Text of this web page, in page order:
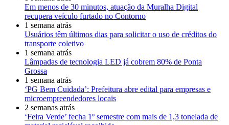
Em menos de 30 minutos, atuação da Muralha Digital
recupera veículo furtado no Contorno
1 semana atrás
Usuários têm últimos dias para solicitar o uso de créditos do
transporte coletivo
1 semana atrás
Lâmpadas de tecnologia LED já cobrem 80% de Ponta
Grossa
1 semana atrás
‘PG Bem Cuidada’: Prefeitura abre edital para empresas e
microempreendedores locais
2 semanas atrás
‘Feira Verde’ fecha 1º semestre com mais de 1,3 tonelada de